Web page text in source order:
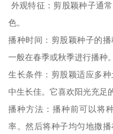
外观特征：剪股颖种子通
色。
播种时间：剪股颖种子的
一般在春季或秋季进行播种。
生长条件：剪股颖适应多
中生长佳。它喜欢阳光充足
播种方法：播种前可以将
率。然后将种子均匀地撒